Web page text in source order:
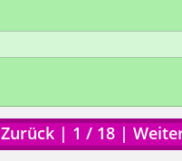
Zurück | 1 / 18 |